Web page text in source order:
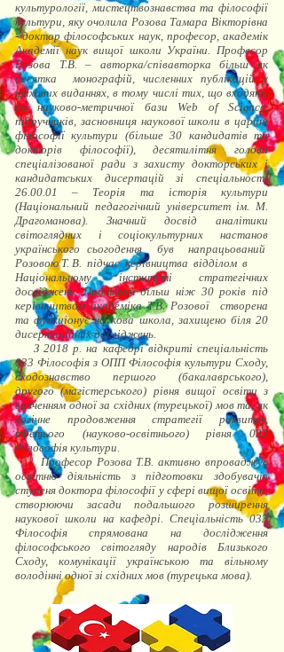
культурології, мистецтвознавства та філософії
культури, яку очолила Розова Тамара Вікторівна
- доктор філософських наук, професор, академік
Академії наук вищої школи України. Професор
Розова Т.В. – авторка/співавторка більш як
десятка монографій, численних публікацій у
фахових виданнях, в тому числі тих, що входять
до науково-метричної бази Web of Science,
підручників, засновниця наукової школи в царині
філософії культури (більше 30 кандидатів та
докторів філософії), десятилітня голова
спеціалізованої ради з захисту докторських і
кандидатських дисертацій зі спеціальності
26.00.01 – Теорія та історія культури
(Національний педагогічний університет ім. М.
Драгоманова). Значний досвід аналітики
світоглядних і соціокультурних настанов
українського сьогодення був напрацьований
Розовою Т. В. підчас керівництва відділом в
Національному інституті стратегічних
досліджень. Протягом більш ніж 30 років під
керівництвом академіка Т.В. Розової створена
та функціонує наукова школа, захищено біля 20
дисертаційних досліджень.
З 2018 р. на кафедрі відкриті спеціальність
033 Філософія з ОПП Філософія культури Сходу,
сходознавство першого (бакалаврського),
другого (магістерського) рівня вищої освіти з
вивченням одної за східних (турецької) мов та, як
логічне продовження стратегії розвитку,
третього (науково-освітнього) рівня 033
Філософія культури.
Професор Розова Т.В. активно впроваджує
освітню діяльність з підготовки здобувачів
ступеня доктора філософії у сфері вищої освіти,
створюючи засади подальшого розширення
наукової школи на кафедрі. Спеціальність 033
Філософія спрямована на дослідження
філософського світогляду народів Близького
Сходу, комунікації українською та вільному
володінні одної зі східних мов (турецька мова).